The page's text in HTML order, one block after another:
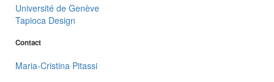
Université de Genève
Tapioca Design
Contact
Maria-Cristina Pitassi